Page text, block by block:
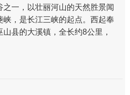
一，以壮丽河山的天然胜景闻
峡，是长江三峡的起点。西起奉
县的大溪镇，全长约8公里，